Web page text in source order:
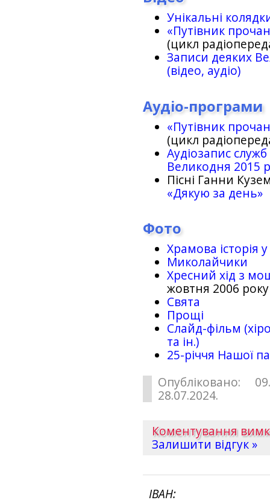
Унікальні
«Путівник
(цикл
Записи деяких
(відео, аудіо)
Аудіо-програми
«Путівник
(цикл
Аудіозапис
Великодня 2015
Пісні Ганни
«Дякую за день»
Фото
Храмова історія
Миколайчики
Хресний хід з
жовтня 2006 року
Свята
Прощі
Слайд-фільм
та ін.)
25-рiччя Нашої
Опубліковано:
28.07.2024.
Коментування
Залишити відгук »
ІВАН